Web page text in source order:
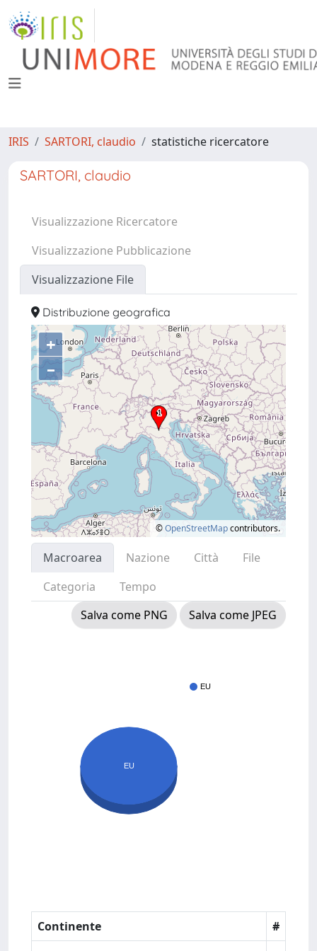
IRIS SARTORI, claudio statistiche ricercatore
SARTORI, claudio
Visualizzazione Ricercatore
Visualizzazione Pubblicazione
Visualizzazione File
Distribuzione geografica
+
–
©OpenStreetMapcontributors.
Macroarea Nazione Città
File
Categoria
Tempo
Salva come PNG
Salva come JPEG
EU
EU
Continente
#